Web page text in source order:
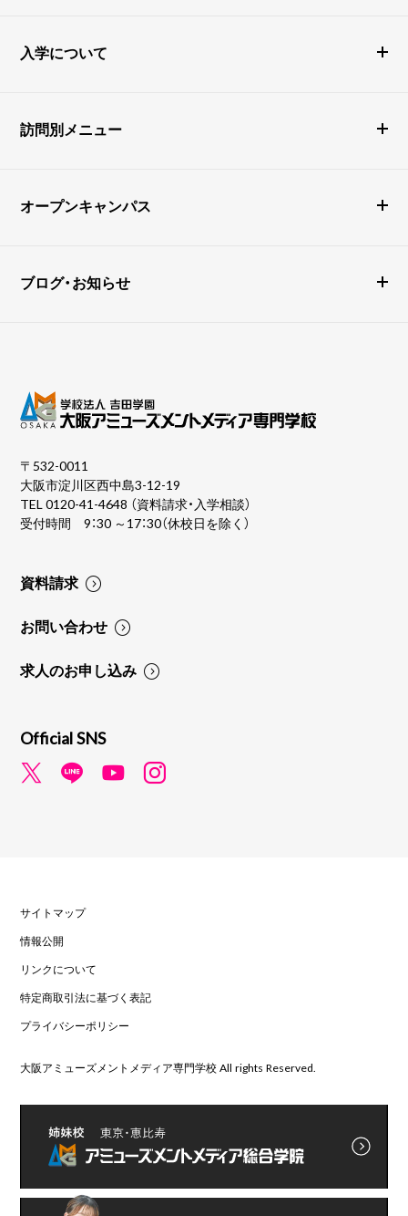
入学について
訪問別メニュー
オープンキャンパス
ブログ・お知らせ
〒532-0011
大阪市淀川区西中島3-12-19
TEL0120-41-4648 （資料請求・入学相談）
受付時間 9：30 ～17：30（休校日を除く）
資料請求
お問い合わせ
求人のお申し込み
Official SNS
サイトマップ
情報公開
リンクについて
特定商取引法に基づく表記
プライバシーポリシー
大阪アミューズメントメディア専門学校 All rights Reserved.